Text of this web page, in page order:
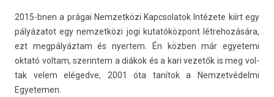
2015-bnen a prágai Nem­zetközi Kapcsolatok Intézete kiírt egy
pályázatot egy nem­zetközi jogi kutatóközpont lét­rehozására,
ezt megpályáztam és nyer­tem. Én közben már egyetemi
oktató vol­tam, szerin­tem a diákok és a kari vezetők is meg vol­
tak velem elégedve, 2001 óta tanítok a Nem­zetvédel­mi
Egyetem­en.